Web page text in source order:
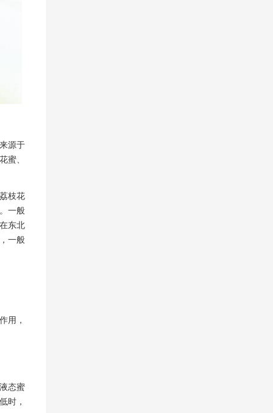
源于
蜜、
枝花
一般
东北
一般
用，
态蜜
时，